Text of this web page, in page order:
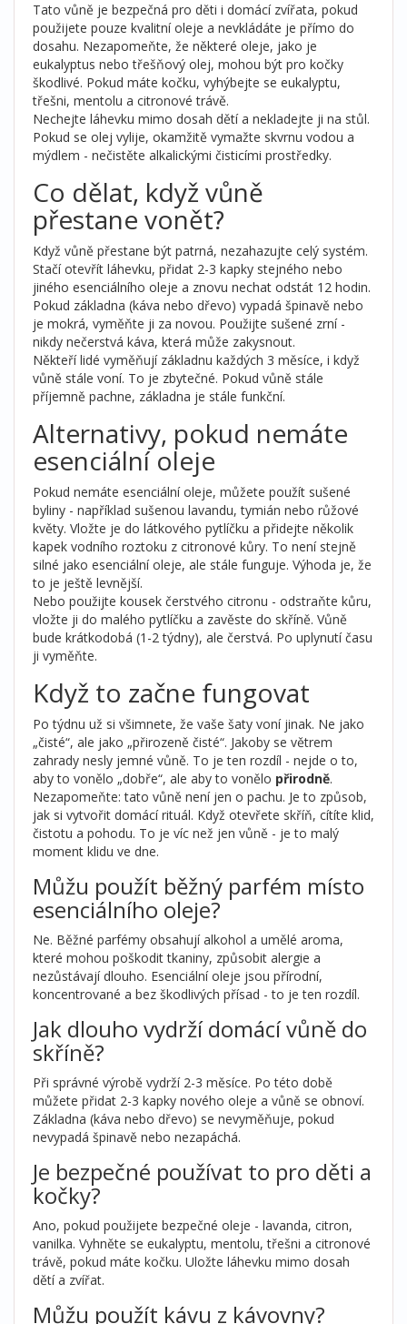
Tato vůně je bezpečná pro děti i domácí zvířata, pokud
použijete pouze kvalitní oleje a nevkládáte je přímo do
dosahu. Nezapomeňte, že některé oleje, jako je
eukalyptus nebo třešňový olej, mohou být pro kočky
škodlivé. Pokud máte kočku, vyhýbejte se eukalyptu,
třešni, mentolu a citronové trávě.
Nechejte láhevku mimo dosah dětí a nekladejte ji na stůl.
Pokud se olej vylije, okamžitě vymažte skvrnu vodou a
mýdlem - nečistěte alkalickými čisticími prostředky.
Co dělat, když vůně
přestane vonět?
Když vůně přestane být patrná, nezahazujte celý systém.
Stačí otevřít láhevku, přidat 2-3 kapky stejného nebo
jiného esenciálního oleje a znovu nechat odstát 12 hodin.
Pokud základna (káva nebo dřevo) vypadá špinavě nebo
je mokrá, vyměňte ji za novou. Použijte sušené zrní -
nikdy nečerstvá káva, která může zakysnout.
Někteří lidé vyměňují základnu každých 3 měsíce, i když
vůně stále voní. To je zbytečné. Pokud vůně stále
příjemně pachne, základna je stále funkční.
Alternativy, pokud nemáte
esenciální oleje
Pokud nemáte esenciální oleje, můžete použít sušené
byliny - například sušenou lavandu, tymián nebo růžové
květy. Vložte je do látkového pytlíčku a přidejte několik
kapek vodního roztoku z citronové kůry. To není stejně
silné jako esenciální oleje, ale stále funguje. Výhoda je, že
to je ještě levnější.
Nebo použijte kousek čerstvého citronu - odstraňte kůru,
vložte ji do malého pytlíčku a zavěste do skříně. Vůně
bude krátkodobá (1-2 týdny), ale čerstvá. Po uplynutí času
ji vyměňte.
Když to začne fungovat
Po týdnu už si všimnete, že vaše šaty voní jinak. Ne jako
„čisté“, ale jako „přirozeně čisté“. Jakoby se větrem
zahrady nesly jemné vůně. To je ten rozdíl - nejde o to,
aby to vonělo „dobře“, ale aby to vonělo přirodně.
Nezapomeňte: tato vůně není jen o pachu. Je to způsob,
jak si vytvořit domácí rituál. Když otevřete skříň, cítíte klid,
čistotu a pohodu. To je víc než jen vůně - je to malý
moment klidu ve dne.
Můžu použít běžný parfém místo
esenciálního oleje?
Ne. Běžné parfémy obsahují alkohol a umělé aroma,
které mohou poškodit tkaniny, způsobit alergie a
nezůstávají dlouho. Esenciální oleje jsou přírodní,
koncentrované a bez škodlivých přísad - to je ten rozdíl.
Jak dlouho vydrží domácí vůně do
skříně?
Při správné výrobě vydrží 2-3 měsíce. Po této době
můžete přidat 2-3 kapky nového oleje a vůně se obnoví.
Základna (káva nebo dřevo) se nevyměňuje, pokud
nevypadá špinavě nebo nezapáchá.
Je bezpečné používat to pro děti a
kočky?
Ano, pokud použijete bezpečné oleje - lavanda, citron,
vanilka. Vyhněte se eukalyptu, mentolu, třešni a citronové
trávě, pokud máte kočku. Uložte láhevku mimo dosah
dětí a zvířat.
Můžu použít kávu z kávovny?